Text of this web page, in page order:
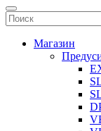
Магазин